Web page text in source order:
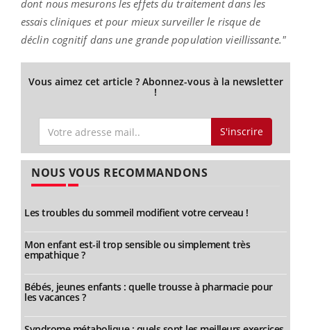
dont nous mesurons les effets du traitement dans les
essais cliniques et pour mieux surveiller le risque de
déclin cognitif dans une grande population vieillissante."
Vous aimez cet article ? Abonnez-vous à la newsletter
!
S'inscrire
NOUS VOUS RECOMMANDONS
Les troubles du sommeil modifient votre cerveau !
Mon enfant est-il trop sensible ou simplement très
empathique ?
Bébés, jeunes enfants : quelle trousse à pharmacie pour
les vacances ?